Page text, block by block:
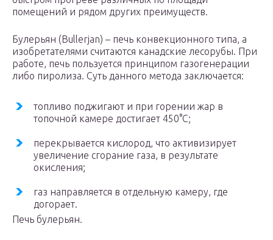
помещений и рядом других преимуществ.
Булерьян (Bullerjan) – печь конвекционного типа, а
изобретателями считаются канадские лесорубы. При
работе, печь пользуется принципом газогенерации
либо пиролиза. Суть данного метода заключается:
топливо поджигают и при горении жар в
топочной камере достигает 450°С;
перекрывается кислород, что активизирует
увеличение сгорание газа, в результате
окисления;
газ направляется в отдельную камеру, где
догорает.
Печь булерьян.